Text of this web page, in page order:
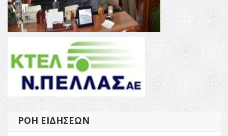
ΡΟΉ ΕΙΔΉΣΕΩΝ